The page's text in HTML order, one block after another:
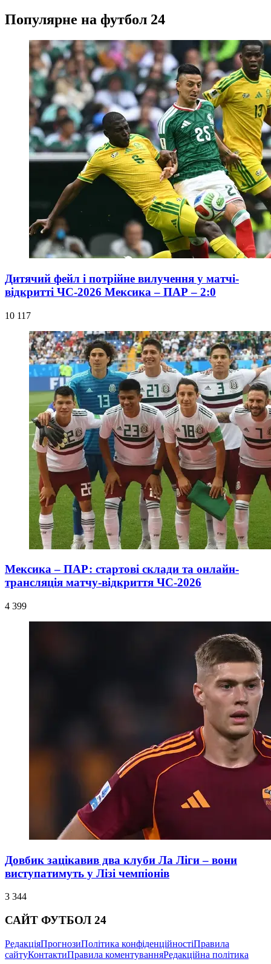
Популярне на футбол 24
Дитячий фейл і потрійне вилучення у матчі-
відкритті ЧС-2026 Мексика – ПАР – 2:0
10 117
Мексика – ПАР: стартові склади та онлайн-
трансляція матчу-відкриття ЧС-2026
4 399
Довбик зацікавив два клуби Ла Ліги – вони
виступатимуть у Лізі чемпіонів
3 344
САЙТ ФУТБОЛ 24
РедакціяПрогнозиПолітика конфіденційностіПравила
сайтуКонтактиПравила коментуванняРедакційна політика